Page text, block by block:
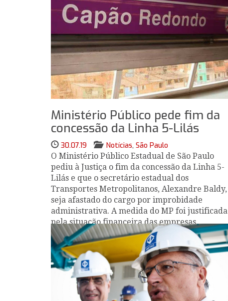
Ministério Público pede fim da
concessão da Linha 5-Lilás
30.07.19 Notícias, São Paulo
O Ministério Público Estadual de São Paulo
pediu à Justiça o fim da concessão da Linha 5-
Lilás e que o secretário estadual dos
Transportes Metropolitanos, Alexandre Baldy,
seja afastado do cargo por improbidade
administrativa. A medida do MP foi justificada
pela situação financeira das empresas
presentes no consórcio da Linha, envolvidas
em escândalos de corrupção e em dívidas com
o Estado.